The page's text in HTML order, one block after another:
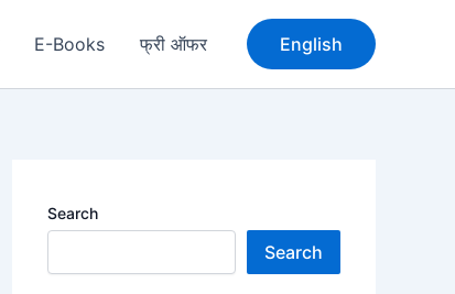
E-Books फ्री ऑफर English
Search
Search